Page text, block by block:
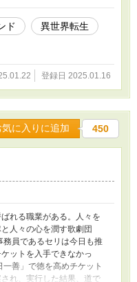
ド
異世界転生
登録日 2025.01.16
気に入りに追加 450
れる職業がある。人々を
人々の心を潤す歌劇団
務員であるセリは今日も推
ットを入手できなかっ
善」で徳を高めチケット
れ、実行した結果、道で